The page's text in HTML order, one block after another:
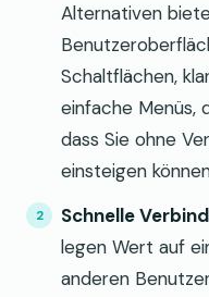
Alternativen
Schaltflächen,
einfache Menüs,
dass Sie ohne
einsteigen
Schnelle
legen Wert auf
anderen